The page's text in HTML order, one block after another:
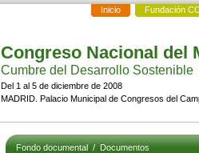
Inicio Fundación
Congreso Nacional del
Cumbre del Desarrollo Sostenible
Del 1 al 5 de diciembre de 2008
MADRID. Palacio Municipal de Congresos del
Fondo documental/Documentos